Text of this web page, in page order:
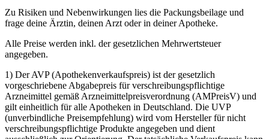
Zu Risiken und Nebenwirkungen lies die Packungsbeilage und
frage deine Ärztin, deinen Arzt oder in deiner Apotheke.
Alle Preise werden inkl. der gesetzlichen Mehrwertsteuer
angegeben.
1) Der AVP (Apothekenverkaufspreis) ist der gesetzlich
vorgeschriebene Abgabepreis für verschreibungspflichtige
Arzneimittel gemäß Arzneimittelpreisverordnung (AMPreisV) und
gilt einheitlich für alle Apotheken in Deutschland. Die UVP
(unverbindliche Preisempfehlung) wird vom Hersteller für nicht
verschreibungspflichtige Produkte angegeben und dient